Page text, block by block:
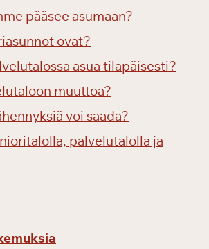
pääsee asumaan?
ovat?
asua tilapäisesti?
muuttoa?
voi saada?
palvelutalolla ja